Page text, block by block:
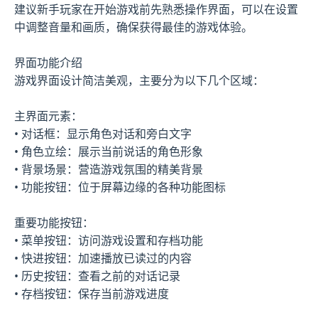
建议新手玩家在开始游戏前先熟悉操作界面，可以在设置
中调整音量和画质，确保获得最佳的游戏体验。
界面功能介绍
游戏界面设计简洁美观，主要分为以下几个区域：
主界面元素：
• 对话框：显示角色对话和旁白文字
• 角色立绘：展示当前说话的角色形象
• 背景场景：营造游戏氛围的精美背景
• 功能按钮：位于屏幕边缘的各种功能图标
重要功能按钮：
• 菜单按钮：访问游戏设置和存档功能
• 快进按钮：加速播放已读过的内容
• 历史按钮：查看之前的对话记录
• 存档按钮：保存当前游戏进度